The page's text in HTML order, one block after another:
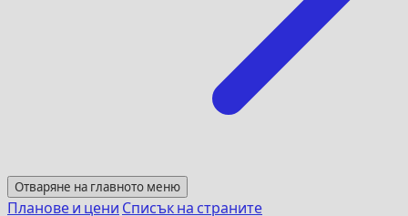
Отваряне на главното меню
Планове и цени Списък на страните